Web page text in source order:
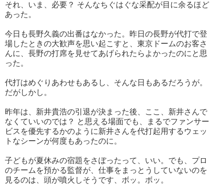
それ、いま、必要？ そんなちぐはぐな采配が目に余るほど
あった。
今日も長野久義の出番はなかった。昨日の長野が代打で登
場したときの大歓声を思い起こすと、東京ドームのお客さ
んに、長野の打席を見せてあげられたらよかったのにと思
った。
代打はめぐりあわせもあるし、そんな日もあるだろうが。
だがしかし。
昨年は、新井貴浩の引退が決まった後、ここ、新井さんで
なくていいのでは？ と思える場面でも、まるでファンサー
ビスを優先するかのように新井さんを代打起用するウェッ
トなシーンが何度もあったのに。
子どもが夏休みの宿題をさぼったって、いい。でも、プロ
のチームを預かる監督が、仕事をまっとうしていないのを
見るのは、頭が噴火しそうです、ボッ。ボッ。